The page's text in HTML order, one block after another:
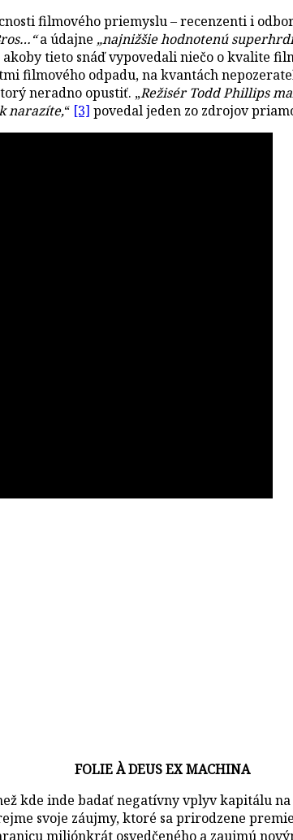
filmového priemyslu – recenzenti i
a údajne „najnižšie hodnotenú
tieto snáď vypovedali niečo o kvalite
filmového odpadu, na kvantách
neradno opustiť. „Režisér Todd Phillips
narazíte,“ [3] povedal jeden zo zdrojov
FOLIE À DEUS EX MACHINA
kde inde badať negatívny vplyv kapitálu
svoje záujmy, ktoré sa prirodzene
miliónkrát osvedčeného a zaujmú